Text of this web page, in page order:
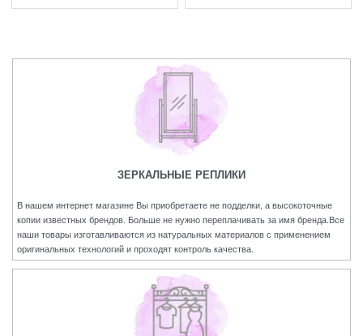
ЗЕРКАЛЬНЫЕ РЕПЛИКИ
В нашем интернет магазине Вы приобретаете не подделки, а высокоточные
копии известных брендов. Больше не нужно переплачивать за имя бренда.Все
наши товары изготавливаются из натуральных материалов с применением
оригинальных технологий и проходят контроль качества.